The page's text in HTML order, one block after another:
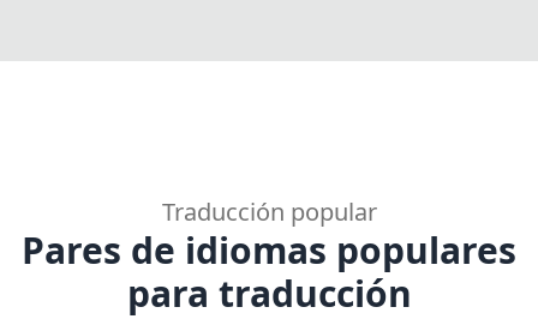
Traducción popular
Pares de idiomas populares
para traducción